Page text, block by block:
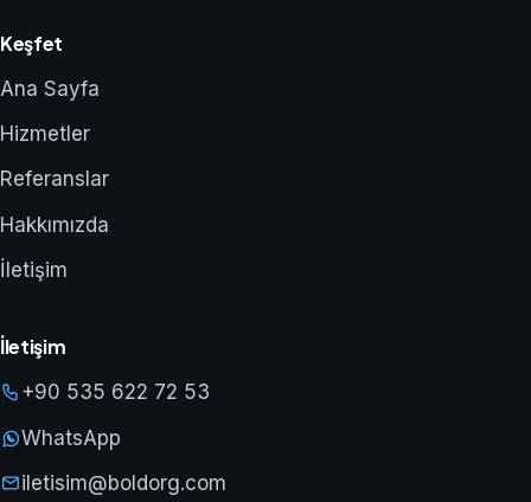
Keşfet
Ana Sayfa
Hizmetler
Referanslar
Hakkımızda
İletişim
İletişim
+90 535 622 72 53
WhatsApp
iletisim@boldorg.com